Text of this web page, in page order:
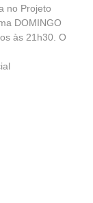
no Projeto
DOMINGO
às 21h30. O